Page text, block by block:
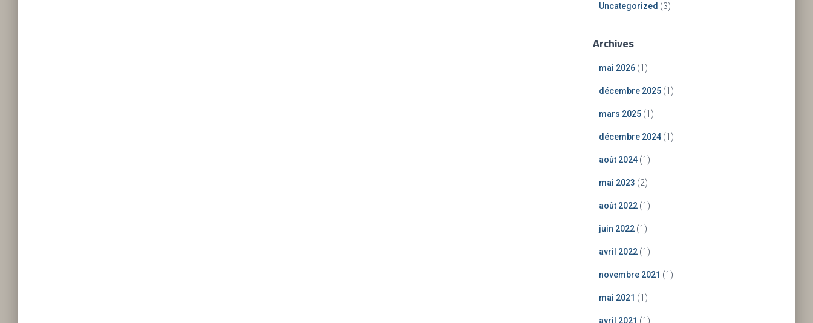
Uncategorized (3)
Archives
mai 2026(1)
décembre 2025(1)
mars 2025(1)
décembre 2024(1)
août 2024(1)
mai 2023 (2)
août 2022(1)
juin 2022(1)
avril 2022(1)
novembre 2021 (1)
mai 2021 (1)
avril 2021 (1)